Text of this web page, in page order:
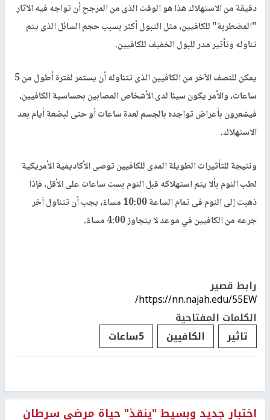
دقيقة من الاستهلاك هذا هو الوقت الذى من المرجح أن تواجه فيه الآثار
"المضطربة" للكافيين، مثل التبول أكثر بسبب حجم السائل الذى يتم
تناوله وتأثير مدر للبول الخفيف للكافيين.
يمكن للنصف الآخر من الكافيين الذى تتناوله أن يستمر لفترة أطول من 5
ساعات، والأمر يكون سيئا لدى الأشخاص المصابين بحساسية الكافيين،
فيشعرون بأعراض تواجده بالجسم لعدة ساعات أو حتى لبضعة أيام بعد
الاستهلاك.
ونتيجة للتأثيرات الطويلة المدى للكافيين توصى الأكاديمية الأمريكية
لطب النوم بألا يتم استهلاكه قبل النوم بست ساعات على الأقل، فإذا
ذهبت إلى النوم فى تمام الساعة 10:00 مساءً، يجب أن تتناول آخر
جرعه من الكافيين في موعد لا يتجاوز 4:00 مساءً.
رابط قصير
https://nn.najah.edu/55EW/
الكلمات المفتاحية
تاثير
الكافيين 5ساعات
اختبار جديد وبسيط "ينقذ" حياة مرضى سرطان